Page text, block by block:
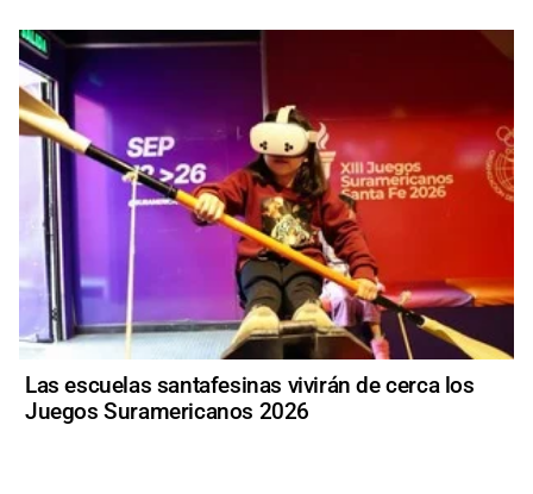
Las escuelas santafesinas vivirán de cerca los
Juegos Suramericanos 2026